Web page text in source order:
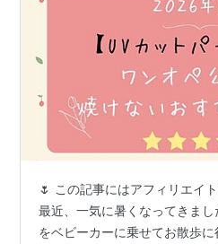
🌷 この記事にはアフィリエイ
最近、一気に暑くなってきま
をベビーカーに乗せてお散歩